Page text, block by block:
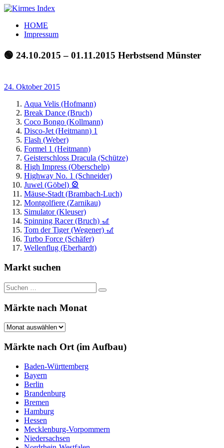
Zum
springen
Kirmes
Index
Tourpläne
der
letzten
HOME
Impressum
🟢 24.10.2015 – 01.11.2015 Herbstsend Münster
24. Oktober 2015
Aqua Velis (Hofmann)
Break Dance (Bruch)
Coco Bongo (Kollmann)
Disco-Jet (Heitmann) 1
Flash (Weber)
Formel 1 (Heitmann)
Geisterschloss Dracula (Schütze)
High Impress (Oberschelp)
Highway No. 1 (Schneider)
Juwel (Göbel) 🎡
Mäuse-Stadt (Brambach-Luch)
Montgolfiere (Zarnikau)
Simulator (Kleuser)
Spinning Racer (Bruch) 🎢
Tom der Tiger (Wegener) 🎢
Turbo Force (Schäfer)
Wellenflug (Eberhardt)
Markt suchen
Suchen
nach:
Suchen
Märkte nach Monat
Märkte
Monat
Märkte nach Ort (im Aufbau)
Baden-Württemberg
Bayern
Berlin
Brandenburg
Bremen
Hamburg
Hessen
Mecklenburg-Vorpommern
Niedersachsen